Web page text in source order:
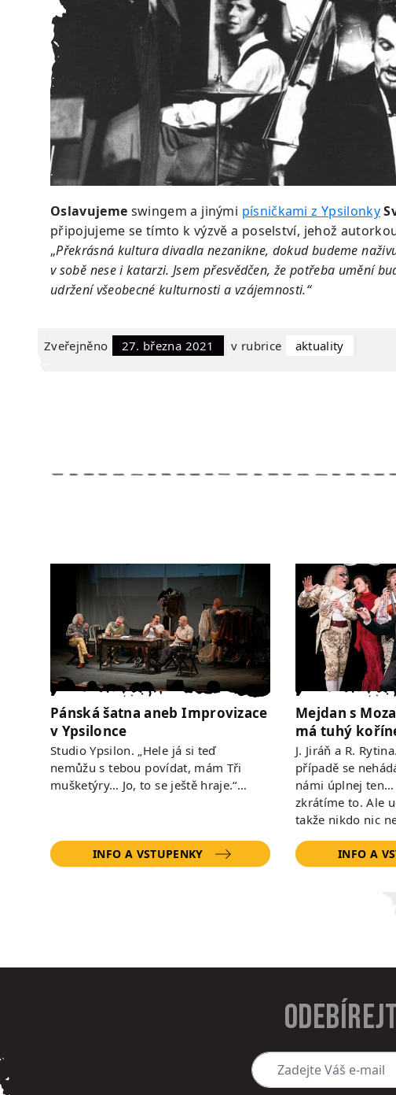
Oslavujeme swingem a jinými písničkami z Ypsilonky
připojujeme se tímto k výzvě a poselství, jehož
„Překrásná kultura divadla nezanikne, dokud budeme
v sobě nese i katarzi. Jsem přesvědčen, že potřeba umění
udržení všeobecné kulturnosti a vzájemnosti.“
Zveřejněno 27. března 2021 v rubrice Aktuality
Pánská šatna aneb Improvizace
v Ypsilonce
Studio Ypsilon. „Hele já si teď
nemůžu s tebou povídat, mám Tři
mušketýry… Jo, to se ještě hraje.“…
INFO A VSTUPENKY
Mejdan s
má tuhý
J. Jiráň a R.
případě se
námi úplnej
zkrátíme to. Ale
takže nikdo nic
INFO A
Zadejte Váš e-mail